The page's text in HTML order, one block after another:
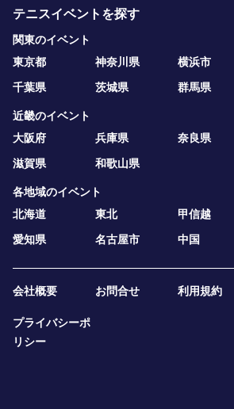
テニスイベントを探す
関東のイベント
東京都
神奈川県 横浜市
千葉県
茨城県 群馬県
近畿のイベント
大阪府
兵庫県 奈良県
滋賀県
和歌山県
各地域のイベント
北海道
東北 甲信越
愛知県
名古屋市 中国
会社概要 お問合せ 利用規約
プライバシーポ
リシー